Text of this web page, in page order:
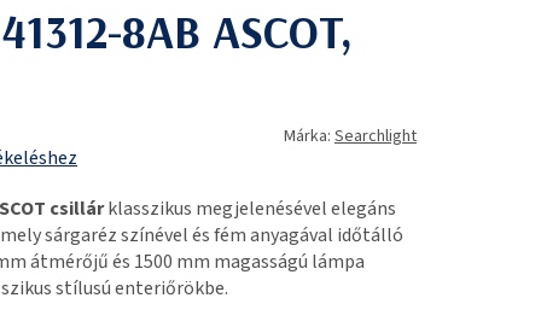
8AB ASCOT,
Márka: Searchlight
csillárklasszikus megjelenésével elegáns
sárgaréz színével és fém anyagával időtálló
átmérőjű és 1500 mm magasságú lámpa
stílusú enteriőrökbe.